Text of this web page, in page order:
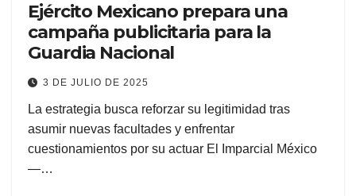
Ejército Mexicano prepara una
campaña publicitaria para la
Guardia Nacional
3 DE JULIO DE 2025
La estrategia busca reforzar su legitimidad tras
asumir nuevas facultades y enfrentar
cuestionamientos por su actuar El Imparcial México
—…